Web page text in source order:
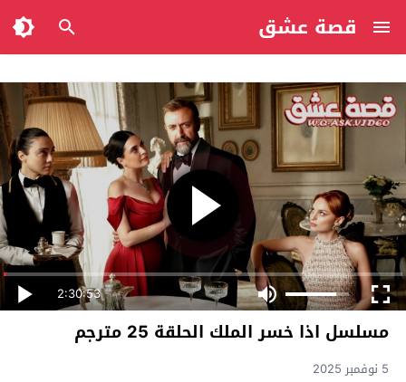
قصة عشق
2:30:53
مسلسل اذا خسر الملك الحلقة 25 مترجم
5 نوفمبر 2025